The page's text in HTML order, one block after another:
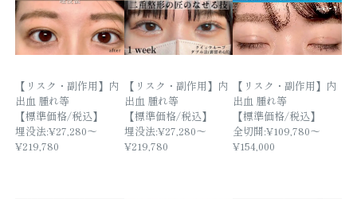
【リスク・副作用】内
出血 腫れ等
【標準価格/税込】
埋没法:¥27,280～
¥219,780
【リスク・副作用】内
出血 腫れ等
【標準価格/税込】
埋没法:¥27,280～
¥219,780
【リスク・副作用】内
出血 腫れ等
【標準価格/税込】
全切開:¥109,780～
¥154,000